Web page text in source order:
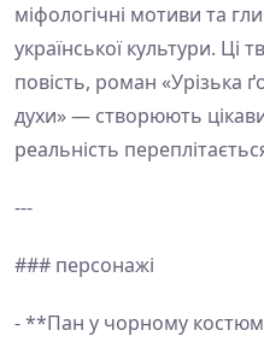
міфологічні мотиви та
української культури.
повість, роман «Урізька
духи» — створюють
реальність
---
### персонажі
- **Пан у чорному